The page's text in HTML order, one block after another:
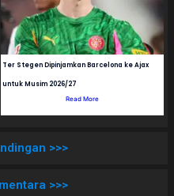
Ter Stegen Dipinjamkan Barcelona ke Ajax
untuk Musim 2026/27
Read More
>>>
>>>